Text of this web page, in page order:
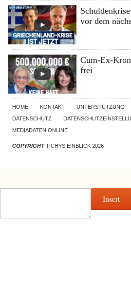
vor dem
Cum-Ex-
frei
HOME KONTAKT UNTERSTÜTZUNG
DATENSCHUTZ
MEDIADATEN ONLINE
COPYRIGHTTICHYS EINBLICK 2026
Insert